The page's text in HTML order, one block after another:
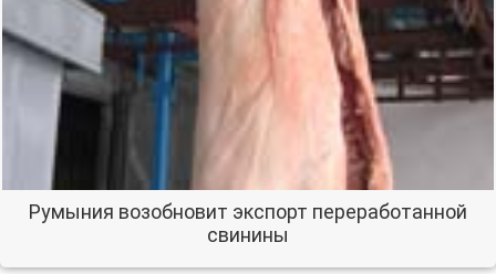
Румыния возобновит экспорт переработанной
свинины